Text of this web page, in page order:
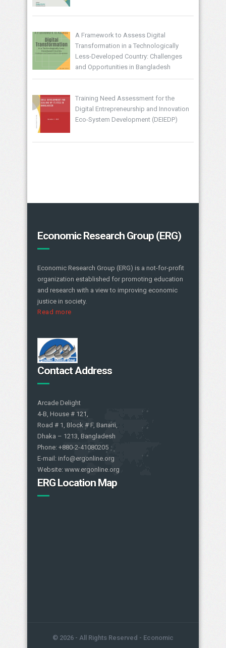
A Framework to Assess Digital
Transformation in a Technologically
Less-Developed Country: Challenges
and Opportunities in Bangladesh
Training Need Assessment for the
Digital Entrepreneurship and Innovation
Eco-System Development (DEIEDP)
Economic Research Group (ERG)
Economic Research Group (ERG) is a not-for-profit
organization established for promoting education
and research with a view to improving economic
justice in society.
Read more
Contact Address
Arcade Delight
4-B, House # 121,
Road # 1, Block # F, Banani,
Dhaka – 1213, Bangladesh
Phone: +880-2-41080205
E-mail: info@ergonline.org
Website: www.ergonline.org
ERG Location Map
© 2026 - All Rights Reserved - Economic